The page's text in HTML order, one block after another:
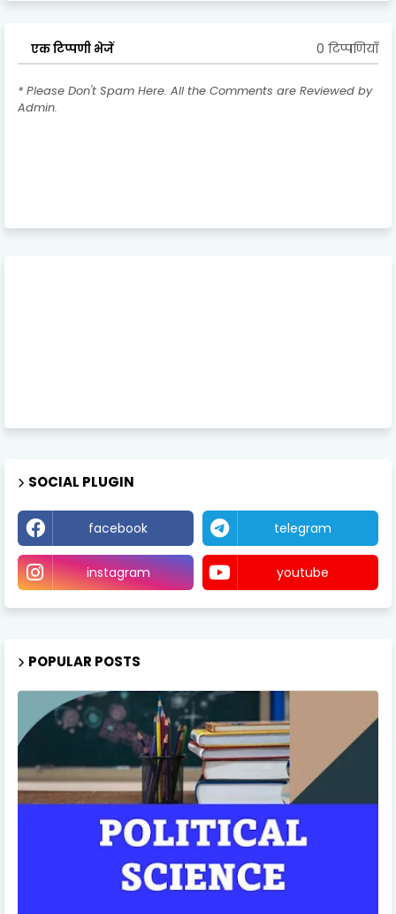
एक टिप्पणी भेजें 0 टिप्पणियाँ
* Please Don't Spam Here. All the Comments are Reviewed by
Admin.
SOCIAL PLUGIN
facebook telegram
instagram youtube
POPULAR POSTS